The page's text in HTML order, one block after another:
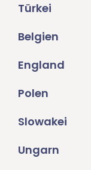
Türkei
Belgien
England
Polen
Slowakei
Ungarn